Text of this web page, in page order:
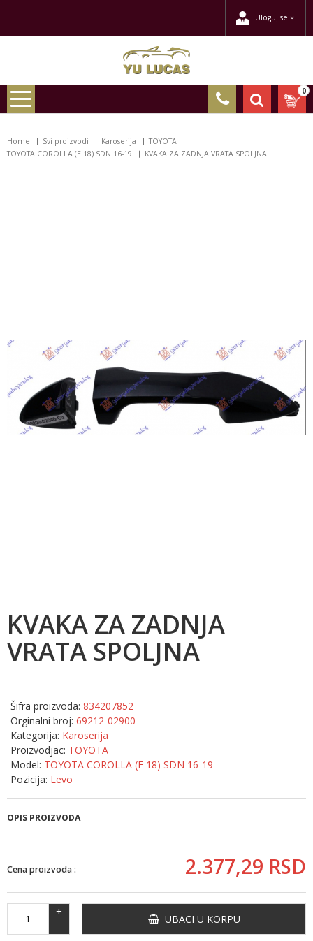
Uloguj se
0
Home Svi proizvodi Karoserija
TOYOTA
TOYOTA COROLLA (E 18) SDN 16-19
KVAKA ZA ZADNJA VRATA SPOLJNA
KVAKA ZA ZADNJA
VRATA SPOLJNA
Šifra proizvoda: 834207852
Orginalni broj: 69212-02900
Kategorija: Karoserija
Proizvodjac: TOYOTA
Model: TOYOTA COROLLA (E 18) SDN 16-19
Pozicija: Levo
OPIS PROIZVODA
Cena proizvoda : 2.377,29 RSD
+
-
UBACI U KORPU